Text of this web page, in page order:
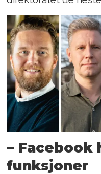
– Facebook
funksjoner